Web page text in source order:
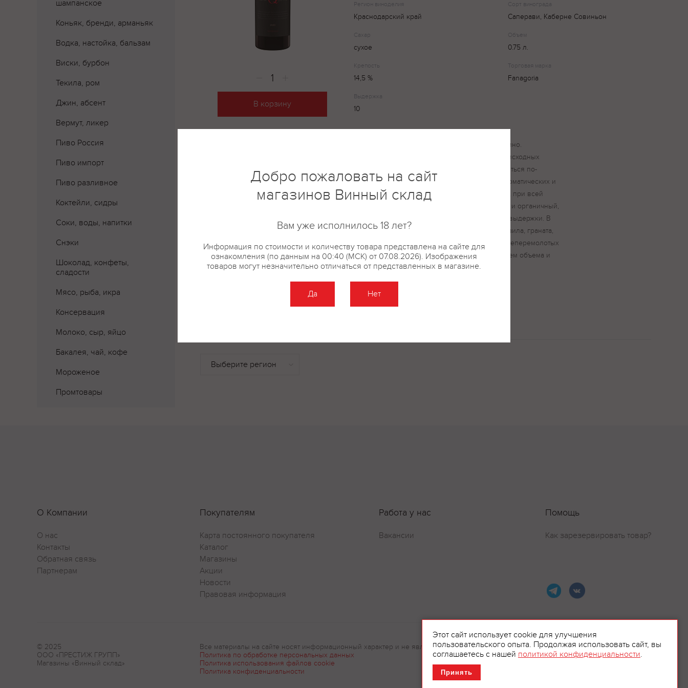
шампанское
Коньяк, бренди, арманьяк
Водка, настойка, бальзам
Виски, бурбон
Текила, ром
Джин, абсент
Вермут, ликер
Пиво Россия
Пиво импорт
Пиво разливное
Коктейли, сидры
Соки, воды, напитки
Снэки
Шоколад, конфеты,
сладости
Мясо, рыба, икра
Консервация
Молоко, сыр, яйцо
Бакалея, чай, кофе
Мороженое
Промтовары
В корзину
Регион виноделия
Краснодарский край
Сорт винограда
Саперави, Каберне Совиньон
Сахар
сухое
Объем
0.75 л.
Крепость
14,5 %
Торговая марка
Fanagoria
Выдержка
10
Fanagoria Alta Qortis – элегантное и молодое вино.
Беспрецедентная степень свободы в выборе исходных
материалов позволяет нашим виноделам добиться по-
настоящему полифонического соединения ароматических и
вкусовых оттенков. В характере вина, который, при всей
своей сложности, воспринимается как единый и органичный,
узнаются и свежие первичные оттенки и тона выдержки. В
аромате молодого Alta Qortis читаются ноты кизила, граната,
тёрна, мягкой сафьяновой кожи и легких свежеперемолотых
специй, а долгий вкус запоминается ощущением объема и
бархатистыми танинами.
Оставить отзыв
О Компании
О нас
Контакты
Обратная связь
Партнерам
Покупателям
Карта постоянного покупателя
Каталог
Магазины
Акции
Новости
Правовая информация
Работа у нас
Вакансии
Помощь
Как зарезервировать товар?
© 2025
ООО «ПРЕСТИЖ ГРУПП»
Магазины «Винный склад»
Все материалы на сайте носят информационный характер и не являются рекламой.
Политика по обработке персональных данных
Политика использования файлов cookie
Политика конфиденциальности
Этот сайт использует cookie для улучшения
пользовательского опыта. Продолжая использовать сайт, вы
соглашаетесь с нашей политикой конфиденциальности.
Принять
Добро пожаловать на сайт
магазинов Винный склад
Вам уже исполнилось 18 лет?
Информация по стоимости и количеству товара представлена на сайте для
ознакомления (по данным на 00:40 (МСК) от 07.08.2026). Изображения
товаров могут незначительно отличаться от представленных в магазине.
Да Нет